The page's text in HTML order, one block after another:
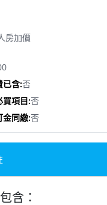
房加價
否
否
否
含：